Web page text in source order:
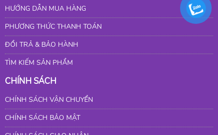
HƯỚNG DẪN MUA HÀNG
PHƯƠNG THỨC THANH TOÁN
ĐỔI TRẢ & BẢO HÀNH
TÌM KIẾM SẢN PHẨM
CHÍNH SÁCH
CHÍNH SÁCH VẬN CHUYỂN
CHÍNH SÁCH BẢO MẬT